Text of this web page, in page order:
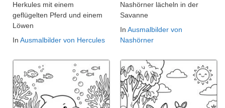
Herkules mit einem
geflügelten Pferd und einem
Löwen
In Ausmalbilder von Hercules
Nashörner lächeln in der
Savanne
In Ausmalbilder von
Nashörner